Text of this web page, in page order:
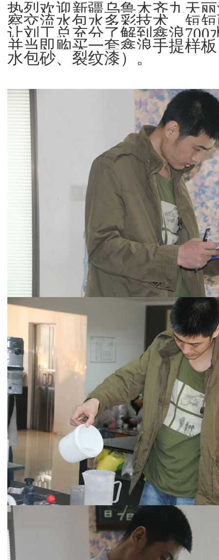
热烈欢迎新疆乌鲁木齐九天
察交流水包水多彩技术，短
让刘工总充分了解到鑫浪700
并当即购买一套鑫浪手提样
水包砂、裂纹漆）。